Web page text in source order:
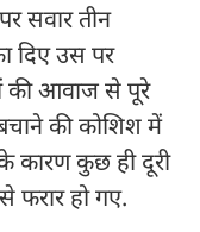
सवार तीन
दिए उस पर
की आवाज से पूरे
की कोशिश में
कारण कुछ ही दूरी
फरार हो गए.